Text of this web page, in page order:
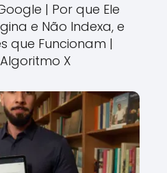
| Por que Ele
e Não Indexa, e
que Funcionam |
X